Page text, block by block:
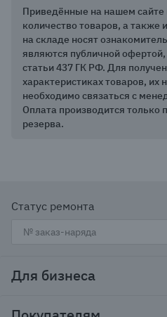
Приведённые на нашем сайте
количество товаров, а
на складе носят
являются публичной
статьи 437 ГК РФ. Для
характеристиках товаров, их
необходимо связаться с
Оплата производится только
резерва.
Статус ремонта
Для бизнеса